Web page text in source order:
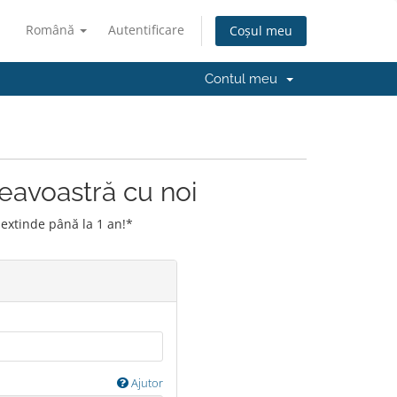
Română Autentificare Coșul meu
Contul meu
cu noi
până la 1 an!*
Ajutor